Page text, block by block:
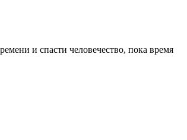
и спасти человечество, пока время